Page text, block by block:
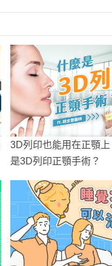
3D列印也能用在正顎
是3D列印正顎手術？